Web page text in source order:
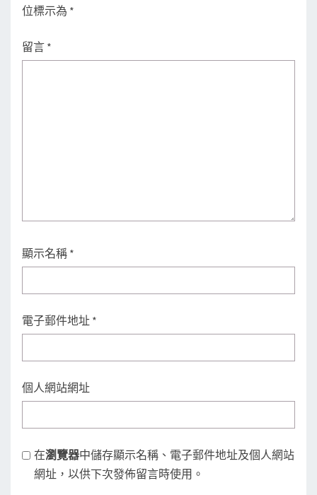
位標示為 *
留言 *
顯示名稱 *
電子郵件地址 *
個人網站網址
在瀏覽器中儲存顯示名稱、電子郵件地址及個人網站
網址，以供下次發佈留言時使用。